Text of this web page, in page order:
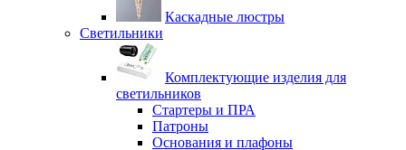
Каскадные люстры
Светильники
Комплектующие изделия для
светильников
Стартеры и ПРА
Патроны
Основания и плафоны